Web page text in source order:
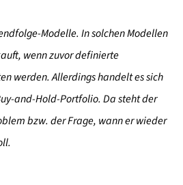
Modelle. In solchen Modellen
wenn zuvor definierte
werden. Allerdings handelt es sich
and-Hold-Portfolio. Da steht der
bzw. der Frage, wann er wieder